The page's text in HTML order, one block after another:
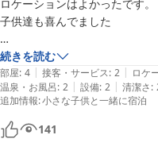
ありがとうございました。
TOTOシーウインド淡路　豊島
ＴＯＴＯシーウィンド淡路
2025-12-06
ロケーションはよかったです。
子供達も喜んでました
ただエレベーターが全ての階
続きを読む
部屋: 4 | 接客・サービス: 2 | ロケ
温泉・お風呂: 2 | 設備: 2 | 清潔さ:
追加情報:小さな子供と一緒に宿泊
141